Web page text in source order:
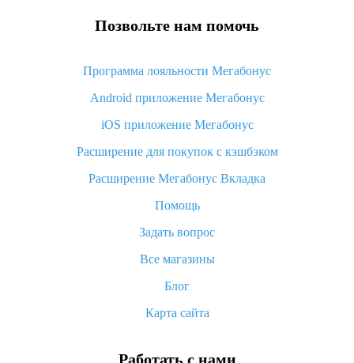
Что делать, если Алиэкспресс просит ввести паспортные
Как узнать, куда пришла посылка с Алиэкспресс
Вы отменили заказ на Алиэкспресс, когда вернут деньги?
Что такое баллы на Алиэкспресс, как их получить и
«AliExpress Standard Shipping»: что это за метод доставки и
как его отслеживать
Как покупать оптом на Алиэкспресс
Что делать, если не пришел товар с Алиэкспресс
возврата денег
Позвольте нам помочь
Программа лояльности Мегабонус
Android приложение Мегабонус
iOS приложение Мегабонус
Расширение для покупок с кэшбэком
Расширение Мегабонус Вкладка
Помощь
Задать вопрос
Все магазины
Блог
Карта сайта
Работать с нами